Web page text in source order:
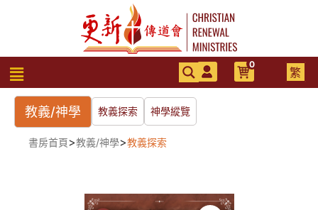
要
內選
單
0
繁
教義/神學 教義探索 神學縱覽
書房首頁>教義/神學>教義探索
救